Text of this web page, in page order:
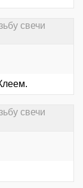
свечи
свечи